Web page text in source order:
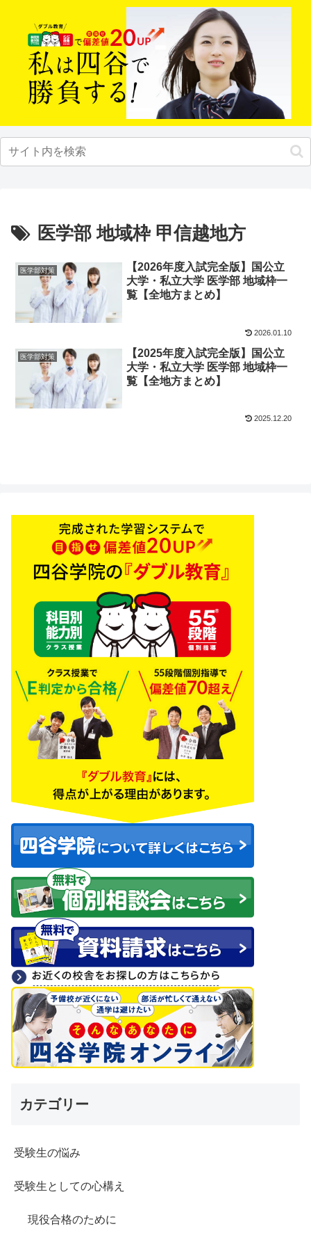
医学部 地域枠 甲信越地方
医学部対策
【2026年度入試完全版】国公立
大学・私立大学 医学部 地域枠一
覧【全地方まとめ】
2026.01.10
医学部対策
【2025年度入試完全版】国公立
大学・私立大学 医学部 地域枠一
覧【全地方まとめ】
2025.12.20
カテゴリー
受験生の悩み
受験生としての心構え
現役合格のために